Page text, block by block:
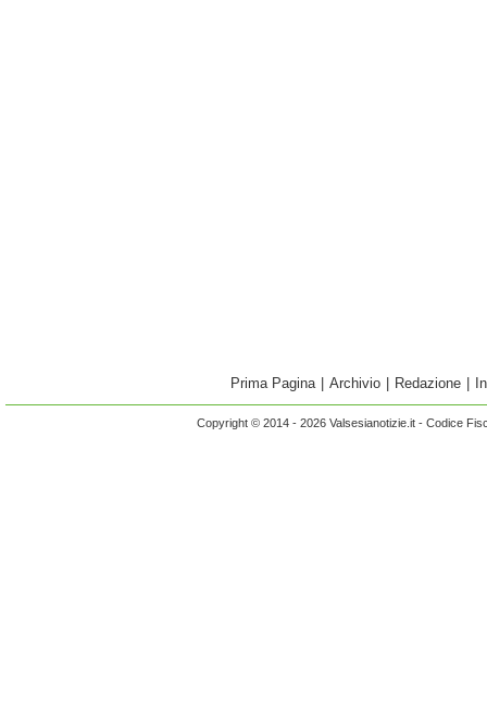
Prima Pagina Archivio Redazione
Copyright © 2014 - 2026 Valsesianotizie.it - Codice